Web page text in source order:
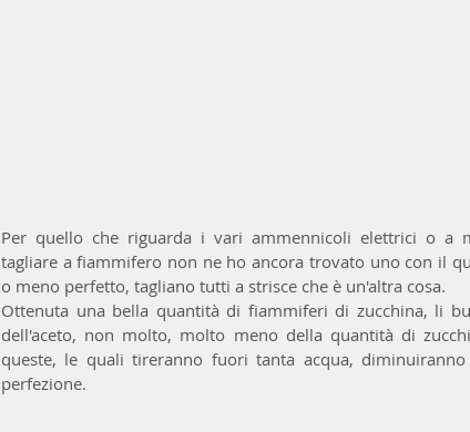
Per quello che riguarda i vari ammennicoli elettrici o a
tagliare a fiammifero non ne ho ancora trovato uno con il
o meno perfetto, tagliano tutti a strisce che è un'altra cosa.
Ottenuta una bella quantità di fiammiferi di zucchina, li
dell'aceto, non molto, molto meno della quantità di
queste, le quali tireranno fuori tanta acqua,
perfezione.